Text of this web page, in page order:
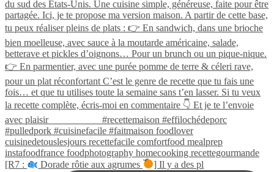
[R7 : Dorade rôtie aux agrumes ] Il y a des pl